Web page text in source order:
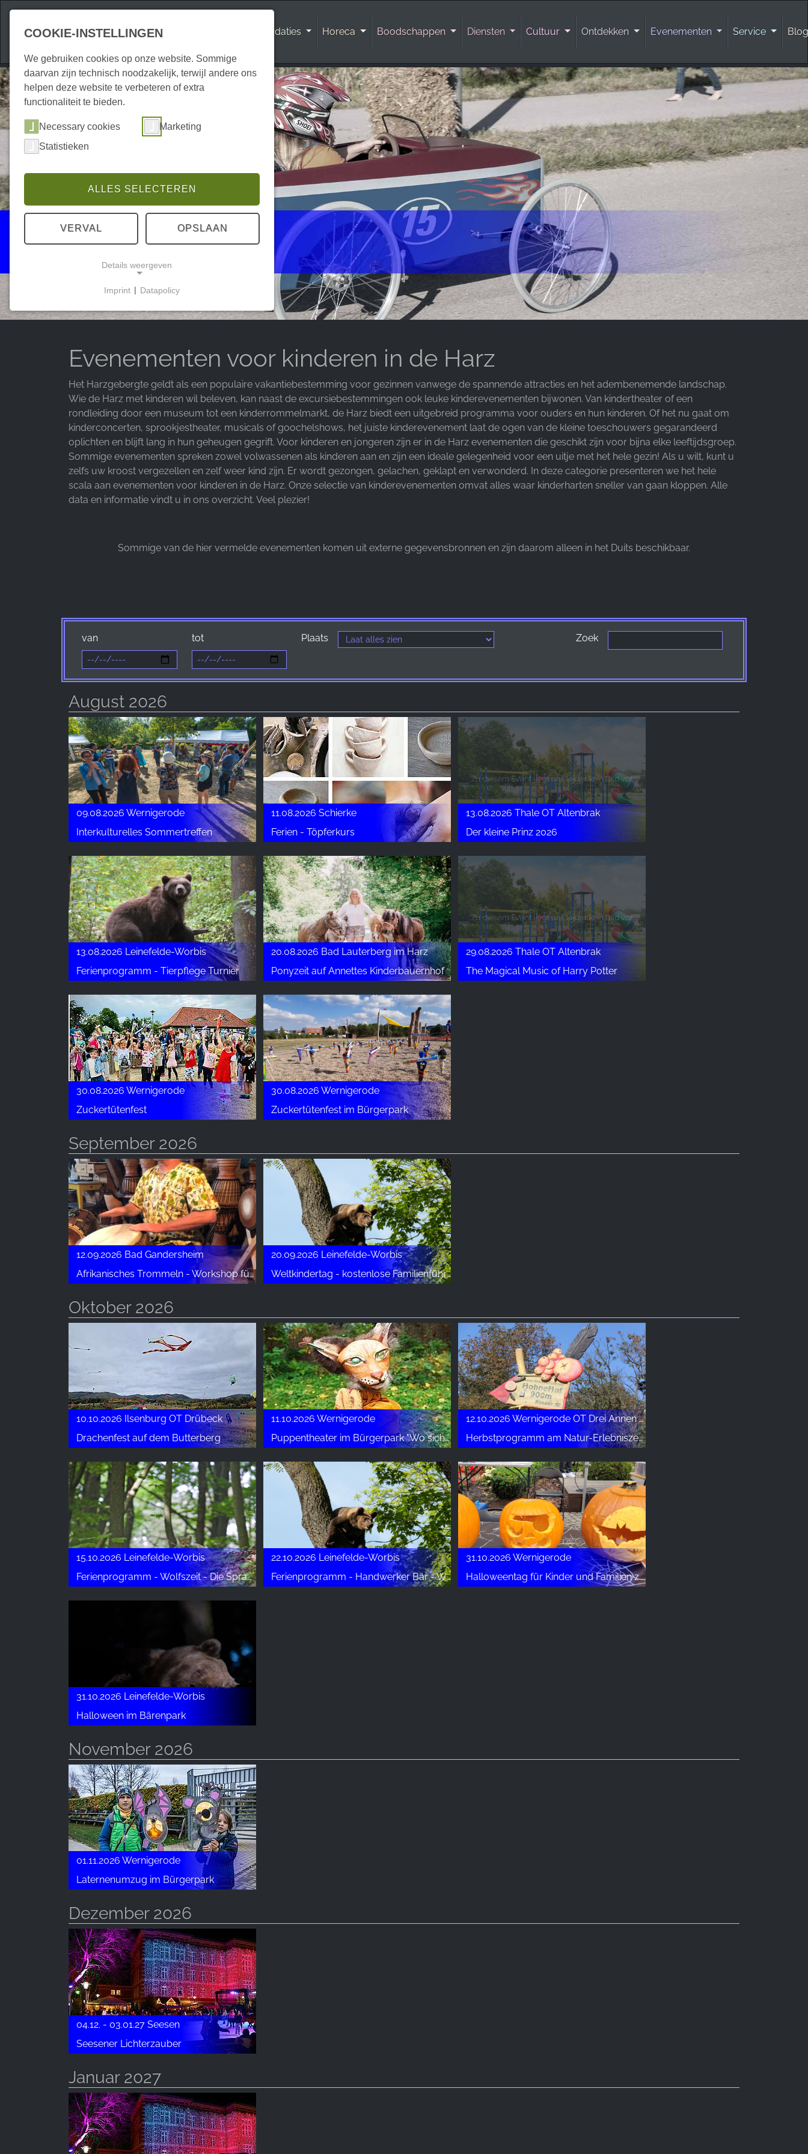
Accomodaties Horeca Boodschappen Diensten Cultuur Ontdekken Evenementen Service
Evenementen
Evenementen voor kinderen in de Harz
Het Harzgebergte geldt als een populaire vakantiebestemming voor gezinnen vanwege de spannende attracties en het adembenemende landschap.
Wie de Harz met kinderen wil beleven, kan naast de excursiebestemmingen ook leuke kinderevenementen bijwonen. Van kindertheater of een
rondleiding door een museum tot een kinderrommelmarkt, de Harz biedt een uitgebreid programma voor ouders en hun kinderen. Of het nu gaat om
kinderconcerten, sprookjestheater, musicals of goochelshows, het juiste kinderevenement laat de ogen van de kleine toeschouwers gegarandeerd
oplichten en blijft lang in hun geheugen gegrift. Voor kinderen en jongeren zijn er in de Harz evenementen die geschikt zijn voor bijna elke leeftijdsgroep.
Sommige evenementen spreken zowel volwassenen als kinderen aan en zijn een ideale gelegenheid voor een uitje met het hele gezin! Als u wilt, kunt u
zelfs uw kroost vergezellen en zelf weer kind zijn. Er wordt gezongen, gelachen, geklapt en verwonderd. In deze categorie presenteren we het hele
scala aan evenementen voor kinderen in de Harz. Onze selectie van kinderevenementen omvat alles waar kinderharten sneller van gaan kloppen. Alle
data en informatie vindt u in ons overzicht. Veel plezier!
Sommige van de hier vermelde evenementen komen uit externe gegevensbronnen en zijn daarom alleen in het Duits beschikbaar.
van tot Plaats Zoek
August 2026
09.08.2026 Wernigerode
Interkulturelles Sommertreffen
11.08.2026 Schierke
Ferien - Töpferkurs
13.08.2026 Thale OT Altenbrak
Der kleine Prinz 2026
13.08.2026 Leinefelde-Worbis
Ferienprogramm - Tierpflege Turnier
20.08.2026 Bad Lauterberg im Harz
Ponyzeit auf Annettes Kinderbauernhof
29.08.2026 Thale OT Altenbrak
The Magical Music of Harry Potter
30.08.2026 Wernigerode
Zuckertütenfest
30.08.2026 Wernigerode
Zuckertütenfest im Bürgerpark
September 2026
12.09.2026 Bad Gandersheim
Afrikanisches Trommeln - Workshop für Kinder
20.09.2026 Leinefelde-Worbis
Weltkindertag - kostenlose Familienführung
Oktober 2026
10.10.2026 Ilsenburg OT Drübeck
Drachenfest auf dem Butterberg
11.10.2026 Wernigerode
Puppentheater im Bürgerpark "Wo sich Luchs und Hase Gute Nacht sagen"
12.10.2026 Wernigerode OT Drei Annen Hohne
Herbstprogramm am Natur-Erlebniszentrum HohneHof
15.10.2026 Leinefelde-Worbis
Ferienprogramm - Wolfszeit - Die Sprache der Wölfe
22.10.2026 Leinefelde-Worbis
Ferienprogramm - Handwerker Bär - Wildes Schnitzen
31.10.2026 Wernigerode
Halloweentag für Kinder und Familien zum Schokoladenfestival
31.10.2026 Leinefelde-Worbis
Halloween im Bärenpark
November 2026
01.11.2026 Wernigerode
Laternenumzug im Bürgerpark
Dezember 2026
04.12. - 03.01.27 Seesen
Seesener Lichterzauber
Januar 2027
COOKIE-INSTELLINGEN
We gebruiken cookies op onze website. Sommige
daarvan zijn technisch noodzakelijk, terwijl andere ons
helpen deze website te verbeteren of extra
functionaliteit te bieden.
Necessary cookies
Marketing
Statistieken
ALLES SELECTEREN
VERVAL OPSLAAN
Details weergeven
Deze cookies maken basisfunctionaliteit mogelijk
MARKETING
Marketingcookies worden door derden gebruikt om
gepersonaliseerde reclame weer te geven. Ze
doen dit door bezoekers op verschillende websites
te volgen.
Facebook Pixel
Cookie
STATISTIEKEN
Cookies voor statistieken verzamelen anoniem
informatie. Deze informatie helpt ons te begrijpen
hoe onze bezoekers onze website gebruiken.
Google Analytics
Name:
Provider:
Google LLC
Purpose:
Verzamelen van statistieken over
websitegebruik
Cookie
duration:
24 uur - 2 jaar
Imprint | Datapolicy